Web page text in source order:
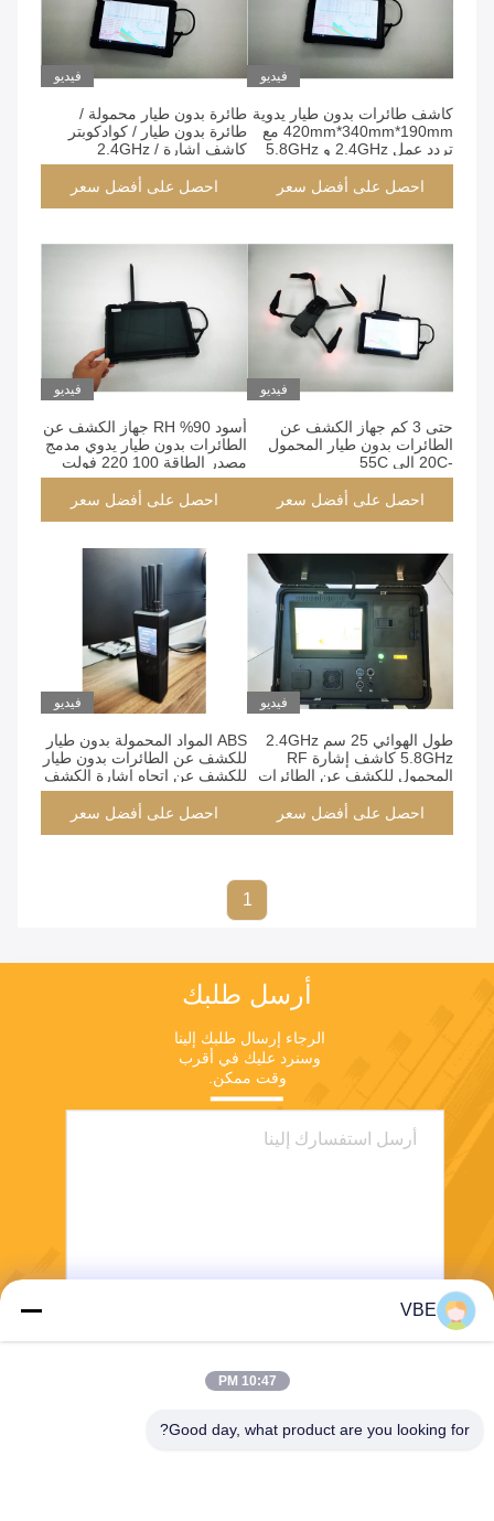
فيديو
كاشف طائرات بدون طيار يدوية
420mm*340mm*190mm مع
تردد عمل 2.4GHz و 5.8GHz
احصل على أفضل سعر
فيديو
طائرة بدون طيار محمولة /
طائرة بدون طيار / كوادكوبتر
كاشف إشارة 2.4GHz /
5.8GHz ألومنيوم ABS تقريبًا
احصل على أفضل سعر
فيديو
حتى 3 كم جهاز الكشف عن
الطائرات بدون طيار المحمول
-20C إلى 55C
احصل على أفضل سعر
فيديو
أسود 90% RH جهاز الكشف عن
الطائرات بدون طيار يدوي مدمج
مصدر الطاقة 100 220 فولت
بطارية متغيرة
احصل على أفضل سعر
فيديو
طول الهوائي 25 سم 2.4GHz
5.8GHz كاشف إشارة RF
المحمول للكشف عن الطائرات
بدون طيار
احصل على أفضل سعر
فيديو
ABS المواد المحمولة بدون طيار
للكشف عن الطائرات بدون طيار
للكشف عن اتجاه إشارة الكشف
احصل على أفضل سعر
1
أرسل طلبك
وقت ممكن.
VBE
10:47 PM
Good day, what product are you looking for?